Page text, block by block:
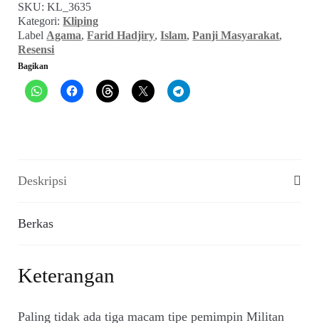
Macam
Pemimpin
Islam
(Panji
Masyarakat,
November
SKU:KL_3635
Kategori:Kliping
LabelAgama,Farid Hadjiry,Islam,Panji Masyarakat,
Resensi
Bagikan
Deskripsi
Berkas
Keterangan
Paling tidak ada tiga macam tipe pemimpin Militan